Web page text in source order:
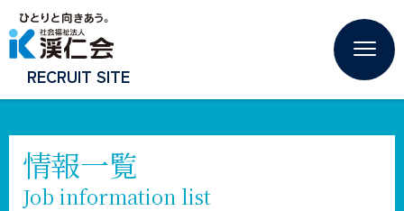
RECRUIT SITE
情報一覧
Job information list